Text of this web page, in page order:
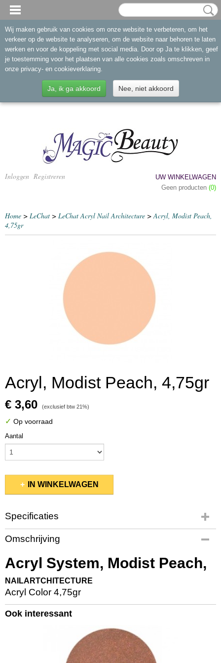
Inloggen Registreren
UW WINKELWAGEN
Geen producten (0)
Home > LeChat > LeChat Acryl Nail Architecture >Acryl, Modist Peach,
4,75gr
Acryl, Modist Peach, 4,75gr
€ 3,60 (exclusief btw 21%)
✓ Op voorraad
Aantal
IN WINKELWAGEN
Specificaties
Productcode
NAMSS04
EAN code
845370011016
Productcode leverancier
NAMSS04
Bruto gewicht
0,20 Kg
Omschrijving
Acryl System, Modist Peach,
NAILARTCHITECTURE
Acryl Color 4,75gr
Ook interessant
Wij maken gebruik van cookies om onze website te verbeteren, om het
verkeer op de website te analyseren, om de website naar behoren te laten
werken en voor de koppeling met social media. Door op Ja te klikken, geef
je toestemming voor het plaatsen van alle cookies zoals omschreven in
onze privacy- en cookieverklaring.
Ja, ik ga akkoord Nee, niet akkoord